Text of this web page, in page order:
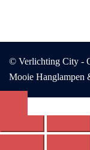
© Verlichting City -
Mooie Hanglampen